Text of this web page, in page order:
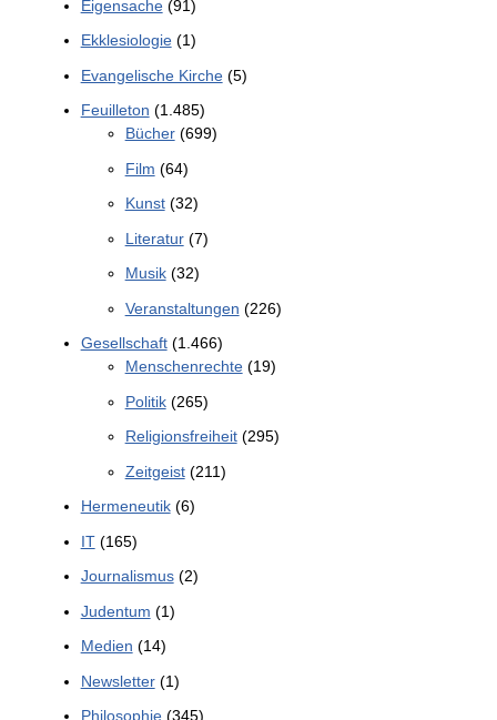
Eigensache(91)
Ekklesiologie(1)
Evangelische Kirche(5)
Feuilleton (1.485)
Bücher(699)
Film (64)
Kunst(32)
Literatur(7)
Musik(32)
Veranstaltungen (226)
Gesellschaft(1.466)
Menschenrechte(19)
Politik(265)
Religionsfreiheit(295)
Zeitgeist(211)
Hermeneutik(6)
IT(165)
Journalismus(2)
Judentum (1)
Medien (14)
Newsletter(1)
Philosophie(345)